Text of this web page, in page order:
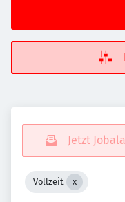
Jetzt
Vollzeit